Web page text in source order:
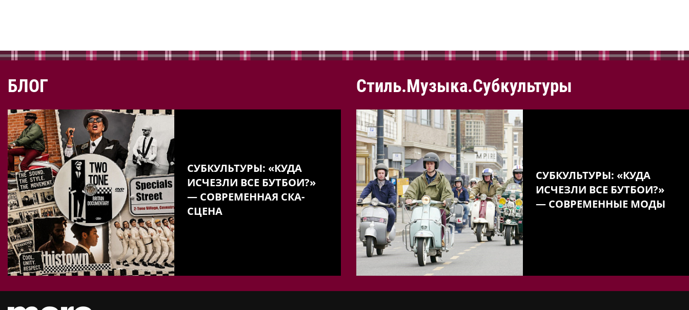
БЛОГ
СУБКУЛЬТУРЫ: «КУДА
ИСЧЕЗЛИ ВСЕ БУТБОИ?»
— СОВРЕМЕННАЯ СКА-
СЦЕНА
Стиль.Музыка.Субкультуры
СУБКУЛЬТУРЫ: «КУДА
ИСЧЕЗЛИ ВСЕ БУТБОИ?»
— СОВРЕМЕННЫЕ МОДЫ